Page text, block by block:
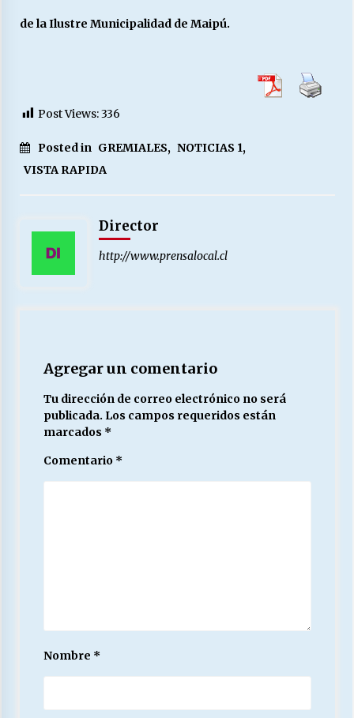
de la Ilustre Municipalidad de Maipú.
Post Views:336
Posted in GREMIALES, NOTICIAS 1,
VISTA RAPIDA
Director
http://www.prensalocal.cl
Agregar un comentario
Tu dirección de correo electrónico no será
publicada. Los campos requeridos están
marcados *
Comentario *
Nombre *